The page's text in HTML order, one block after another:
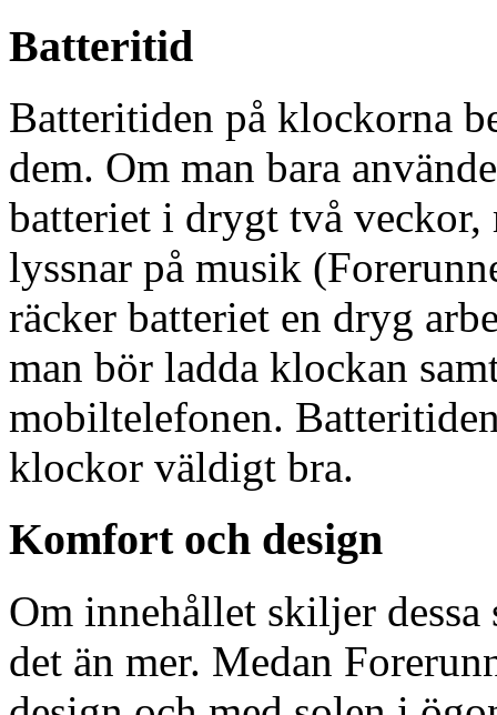
Batteritid
Batteritiden på klockorna
dem. Om man bara
batteriet i drygt två veckor,
lyssnar på musik
räcker batteriet en dryg
man bör ladda klockan
mobiltelefonen.
klockor väldigt bra.
Komfort och design
Om innehållet skiljer
det än mer. Medan